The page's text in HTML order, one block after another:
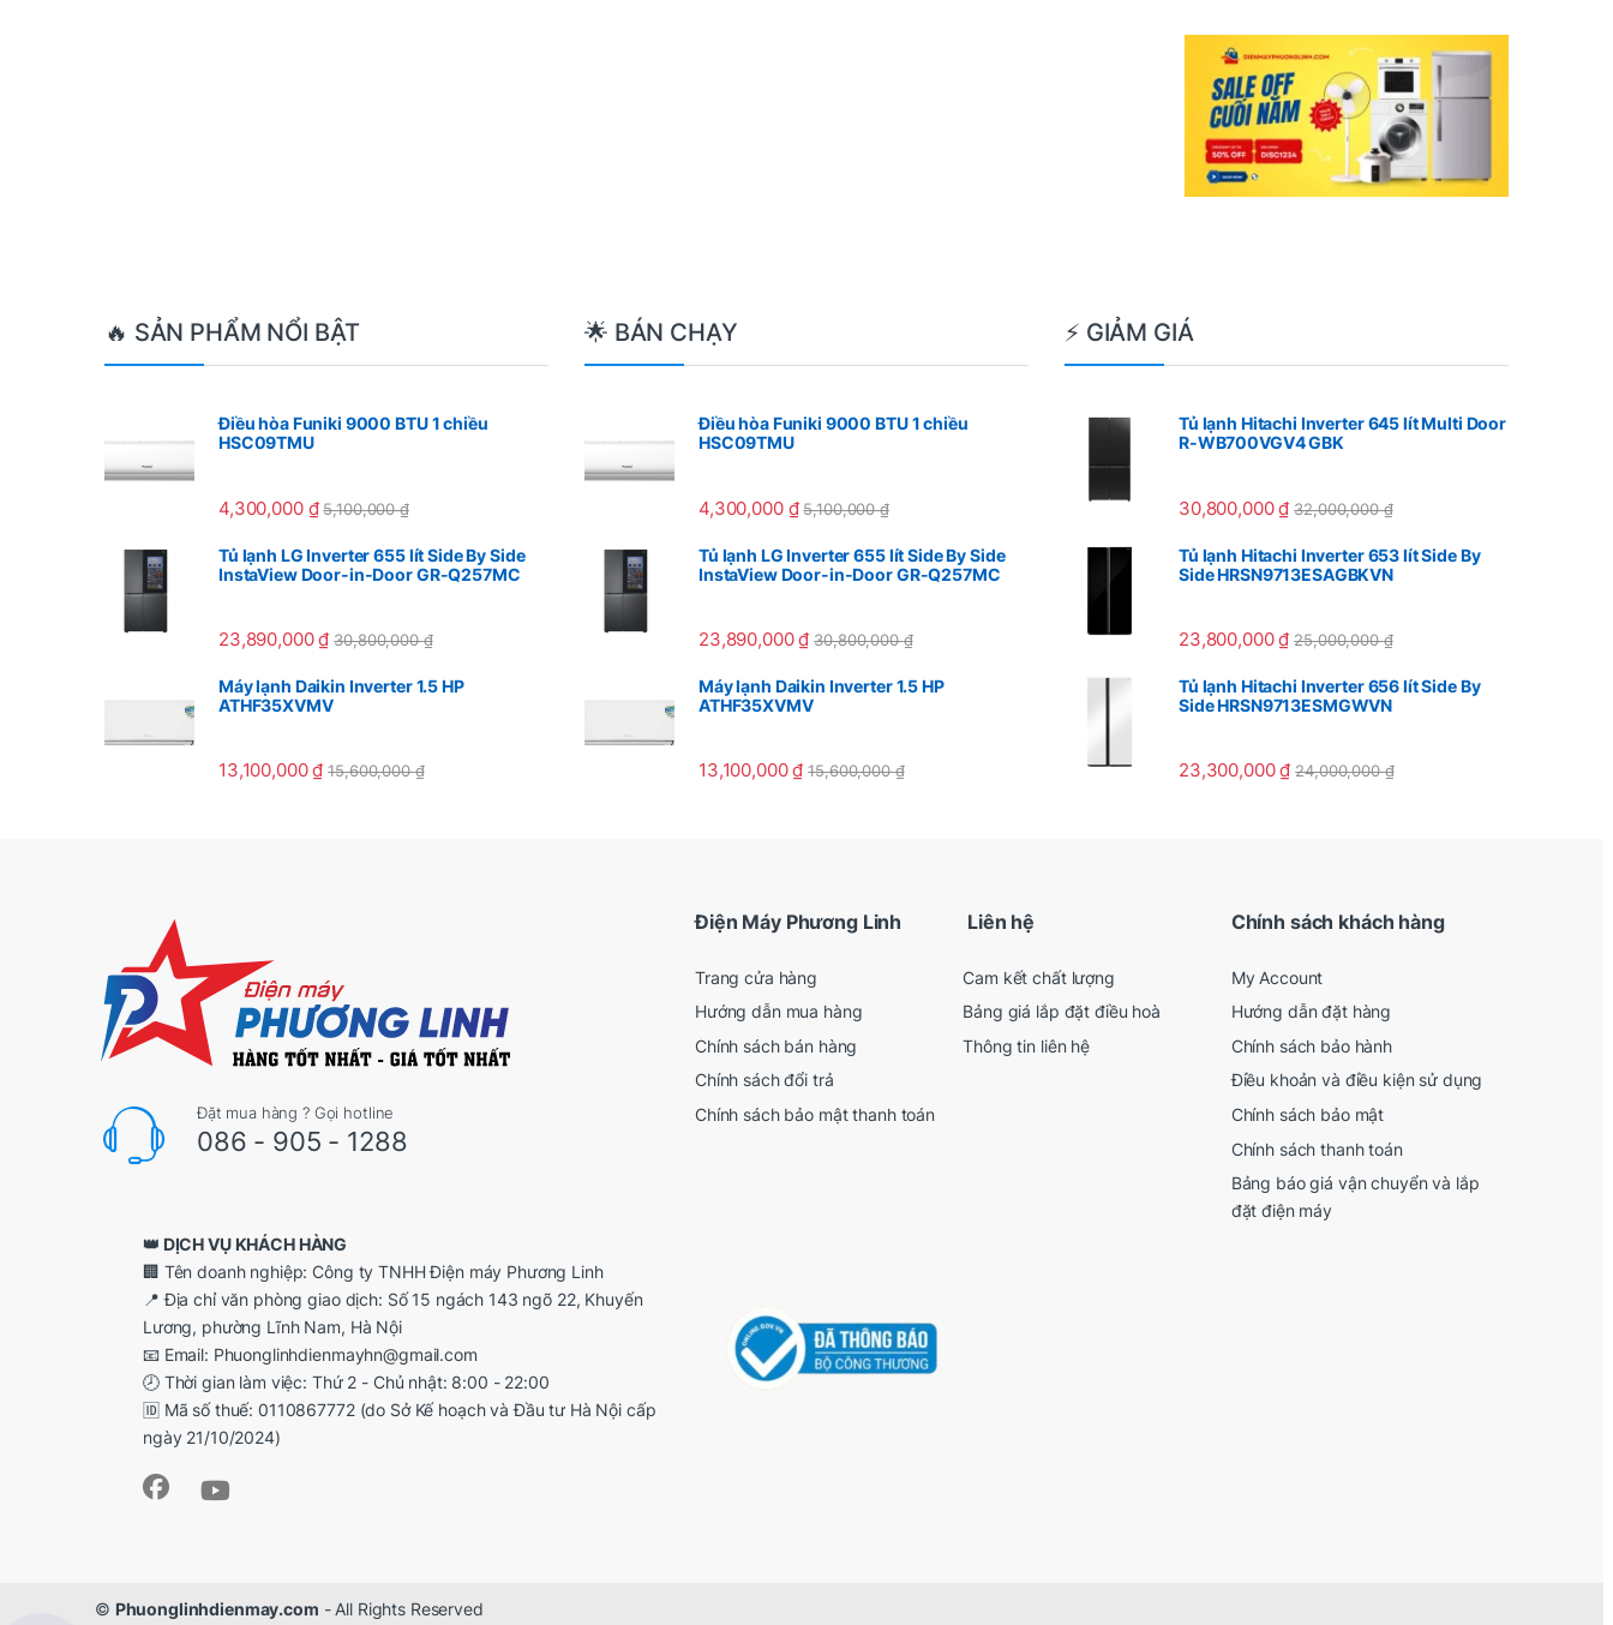
Brands Carousel
🔥 SẢN PHẨM NỔI BẬT
Điều hòa Funiki 9000 BTU 1 chiều
HSC09TMU
4,300,000 ₫ 5,100,000₫
Tủ lạnh LG Inverter 655 lít Side By Side
InstaView Door-in-Door GR-Q257MC
23,890,000₫ 30,800,000₫
Máy lạnh Daikin Inverter 1.5 HP
ATHF35XVMV
13,100,000₫ 15,600,000₫
🌟 BÁN CHẠY
Điều hòa Funiki 9000 BTU 1 chiều
HSC09TMU
4,300,000 ₫ 5,100,000₫
Tủ lạnh LG Inverter 655 lít Side By Side
InstaView Door-in-Door GR-Q257MC
23,890,000₫ 30,800,000₫
Máy lạnh Daikin Inverter 1.5 HP
ATHF35XVMV
13,100,000₫ 15,600,000₫
⚡ GIẢM GIÁ
Tủ lạnh Hitachi Inverter 645 lít Multi Door
R-WB700VGV4 GBK
30,800,000₫ 32,000,000₫
Tủ lạnh Hitachi Inverter 653 lít Side By
Side HRSN9713ESAGBKVN
23,800,000₫ 25,000,000₫
Tủ lạnh Hitachi Inverter 656 lít Side By
Side HRSN9713ESMGWVN
23,300,000₫ 24,000,000₫
Đặt mua hàng ? Gọi hotline
086 - 905 - 1288
👑 DỊCH VỤ KHÁCH HÀNG
🏢 Tên doanh nghiệp: Công ty TNHH Điện máy Phương Linh
📍 Địa chỉ văn phòng giao dịch: Số 15 ngách 143 ngõ 22, Khuyến
Lương, phường Lĩnh Nam, Hà Nội
📧 Email: Phuonglinhdienmayhn@gmail.com
🕗 Thời gian làm việc: Thứ 2 - Chủ nhật: 8:00 - 22:00
🆔 Mã số thuế: 0110867772 (do Sở Kế hoạch và Đầu tư Hà Nội cấp
ngày 21/10/2024)
Điện Máy Phương Linh
Trang cửa hàng
Hướng dẫn mua hàng
Chính sách bán hàng
Chính sách đổi trả
Chính sách bảo mật thanh toán
Liên hệ
Cam kết chất lượng
Bảng giá lắp đặt điều hoà
Thông tin liên hệ
Chính sách khách hàng
My Account
Hướng dẫn đặt hàng
Chính sách bảo hành
Điều khoản và điều kiện sử dụng
Chính sách bảo mật
Chính sách thanh toán
Bảng báo giá vận chuyển và lắp
đặt điện máy
© Phuonglinhdienmay.com - All Rights Reserved